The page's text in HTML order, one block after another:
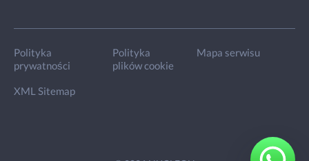
Polityka
prywatności
Polityka
plików cookie
Mapa serwisu
XML Sitemap